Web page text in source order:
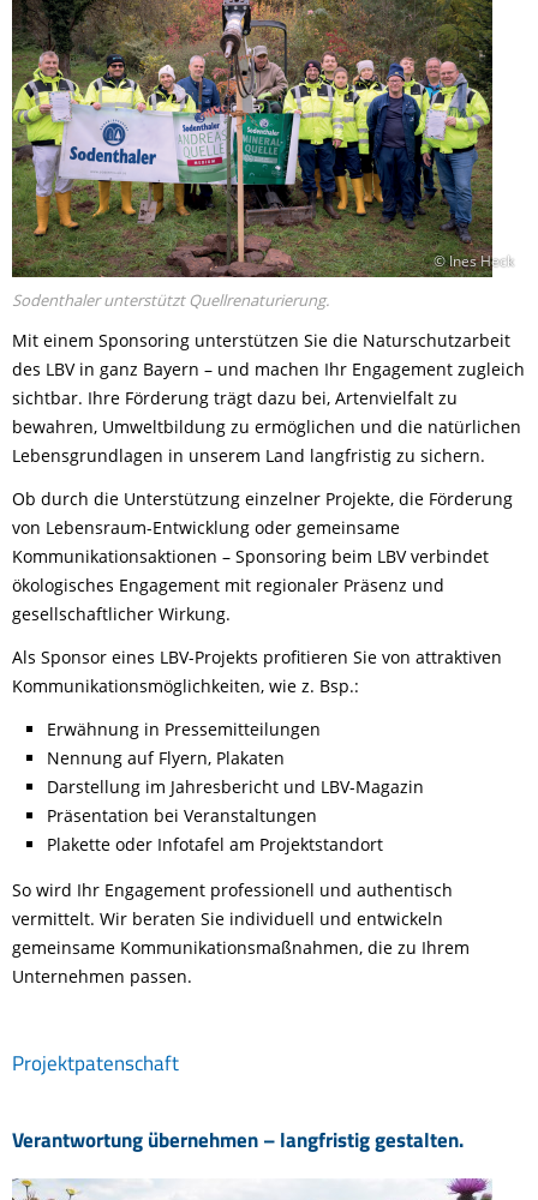
© Ines Heck
Sodenthaler unterstützt Quellrenaturierung.
Mit einem Sponsoring unterstützen Sie die Naturschutzarbeit
des LBV in ganz Bayern – und machen Ihr Engagement zugleich
sichtbar. Ihre Förderung trägt dazu bei, Artenvielfalt zu
bewahren, Umweltbildung zu ermöglichen und die natürlichen
Lebensgrundlagen in unserem Land langfristig zu sichern.
Ob durch die Unterstützung einzelner Projekte, die Förderung
von Lebensraum-Entwicklung oder gemeinsame
Kommunikationsaktionen – Sponsoring beim LBV verbindet
ökologisches Engagement mit regionaler Präsenz und
gesellschaftlicher Wirkung.
Als Sponsor eines LBV-Projekts profitieren Sie von attraktiven
Kommunikationsmöglichkeiten, wie z. Bsp.:
Erwähnung in Pressemitteilungen
Nennung auf Flyern, Plakaten
Darstellung im Jahresbericht und LBV-Magazin
Präsentation bei Veranstaltungen
Plakette oder Infotafel am Projektstandort
So wird Ihr Engagement professionell und authentisch
vermittelt. Wir beraten Sie individuell und entwickeln
gemeinsame Kommunikationsmaßnahmen, die zu Ihrem
Unternehmen passen.
Projektpatenschaft
Verantwortung übernehmen – langfristig gestalten.